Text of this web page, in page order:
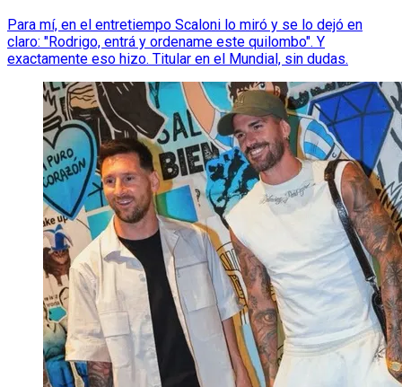
Para mí, en el entretiempo Scaloni lo miró y se lo dejó en
claro: "Rodrigo, entrá y ordename este quilombo". Y
exactamente eso hizo. Titular en el Mundial, sin dudas.